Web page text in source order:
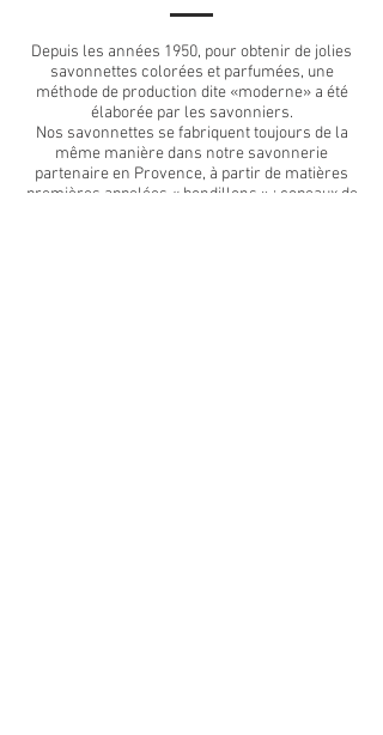
Depuis les années 1950, pour obtenir de jolies
savonnettes colorées et parfumées, une
méthode de production dite «moderne» a été
élaborée par les savonniers.
Nos savonnettes se fabriquent toujours de la
même manière dans notre savonnerie
partenaire en Provence, à partir de matières
premières appelées « bondillons » : copeaux de